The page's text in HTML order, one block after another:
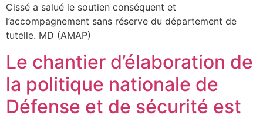
Cissé a salué le soutien conséquent et
l’accompagnement sans réserve du département de
tutelle. MD (AMAP)
Le chantier d’élaboration de
la politique nationale de
Défense et de sécurité est